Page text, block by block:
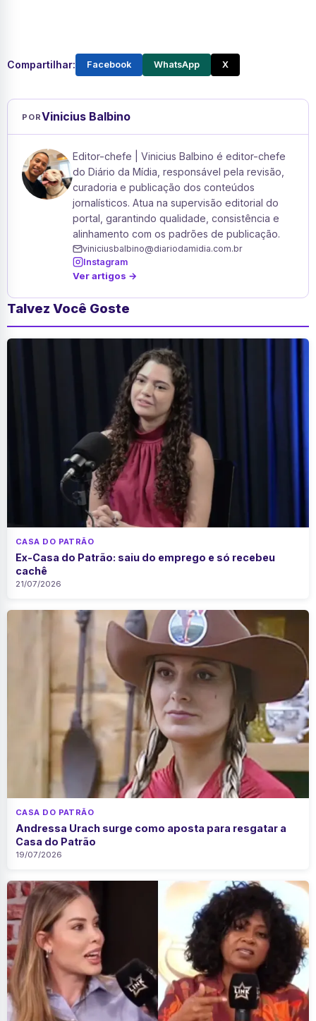
Compartilhar: Facebook WhatsApp X
PORVinicius Balbino
Editor-chefe | Vinicius Balbino é editor-chefe
do Diário da Mídia, responsável pela revisão,
curadoria e publicação dos conteúdos
jornalísticos. Atua na supervisão editorial do
portal, garantindo qualidade, consistência e
alinhamento com os padrões de publicação.
viniciusbalbino@diariodamidia.com.br
Instagram
Ver artigos →
Talvez Você Goste
CASA DO PATRÃO
Ex-Casa do Patrão: saiu do emprego e só recebeu
cachê
21/07/2026
CASA DO PATRÃO
Andressa Urach surge como aposta para resgatar a
Casa do Patrão
19/07/2026